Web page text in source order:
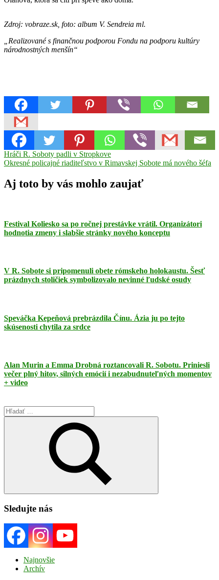
Zdroj: vobraze.sk, foto: album V. Sendreia ml.
„Realizované s finančnou podporou Fondu na podporu kultúry
národnostných menšín“
Anna
Oláhová LovinobaňaRomska
Navigácia
v
článku
Previous
Post:
Hráči R. Soboty padli v Stropkove
Next
Okresné policajné riaditeľstvo v Rimavskej Sobote má nového šéfa
Aj toto by vás mohlo zaujať
Festival Koliesko sa po ročnej prestávke vrátil. Organizátori
hodnotia zmeny i slabšie stránky nového konceptu
V R. Sobote si pripomenuli obete rómskeho holokaustu. Šesť
prázdnych stoličiek symbolizovalo nevinné ľudské osudy
Speváčka Kepeňová prebrázdila Čínu. Ázia ju po tejto
skúsenosti chytila za srdce
Alan Murin a Emma Drobná roztancovali R. Sobotu. Priniesli
večer plný hitov, silných emócií i nezabudnuteľných momentov
+ video
Search
for:
Search
Sledujte nás
Najnovšie
Archív